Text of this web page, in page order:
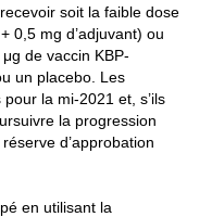
soit la faible dose
0,5 mg d’adjuvant) ou
de vaccin KBP-
un placebo. Les
la mi-2021 et, s’ils
la progression
d’approbation
en utilisant la